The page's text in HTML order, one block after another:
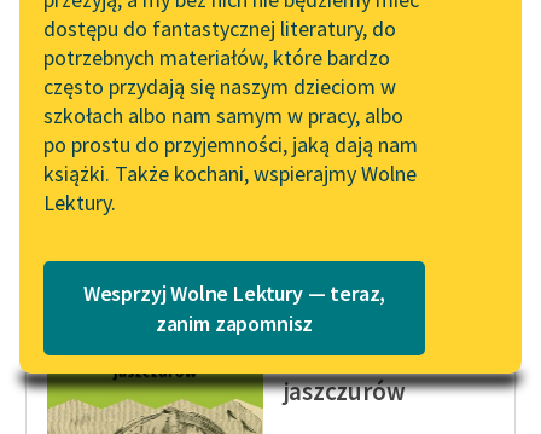
literatury skandynawskiej
Spotkanie z Katarzyną
Tunkiel w Oslo
102. lata temu zmarł
Joseph Conrad
Lektury szkolne i klasyka
literatury do słuchania dla
uczennic i uczniów z
niepełnosprawnościami
API
OAI-PMH
Widget Wolnych Lektur
Przypisy
Katalog w formacie PDF
dostępu do fantastycznej literatury, do
potrzebnych materiałów, które bardzo
często przydają się naszym dzieciom w
szkołach albo nam samym w pracy, albo
po prostu do przyjemności, jaką dają nam
książki. Także kochani, wspierajmy Wolne
Lektury.
Wesprzyj Wolne Lektury — teraz,
zanim zapomnisz
ten Franek? — mruknął
Povondra, otwierając
wieczorną gazetę.
— No wiesz, tam gdzie
zawsze...
Karel Čapek
Inwazja
jaszczurów